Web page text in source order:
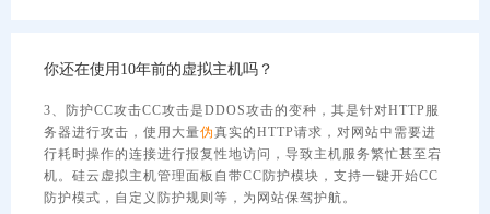
你还在使用10年前的虚拟主机吗？
3、防护CC攻击CC攻击是DDOS攻击的变种，其是针对HTTP服
务器进行攻击，使用大量伪真实的HTTP请求，对网站中需要进
行耗时操作的连接进行报复性地访问，导致主机服务繁忙甚至宕
机。硅云虚拟主机管理面板自带CC防护模块，支持一键开始CC
防护模式，自定义防护规则等，为网站保驾护航。